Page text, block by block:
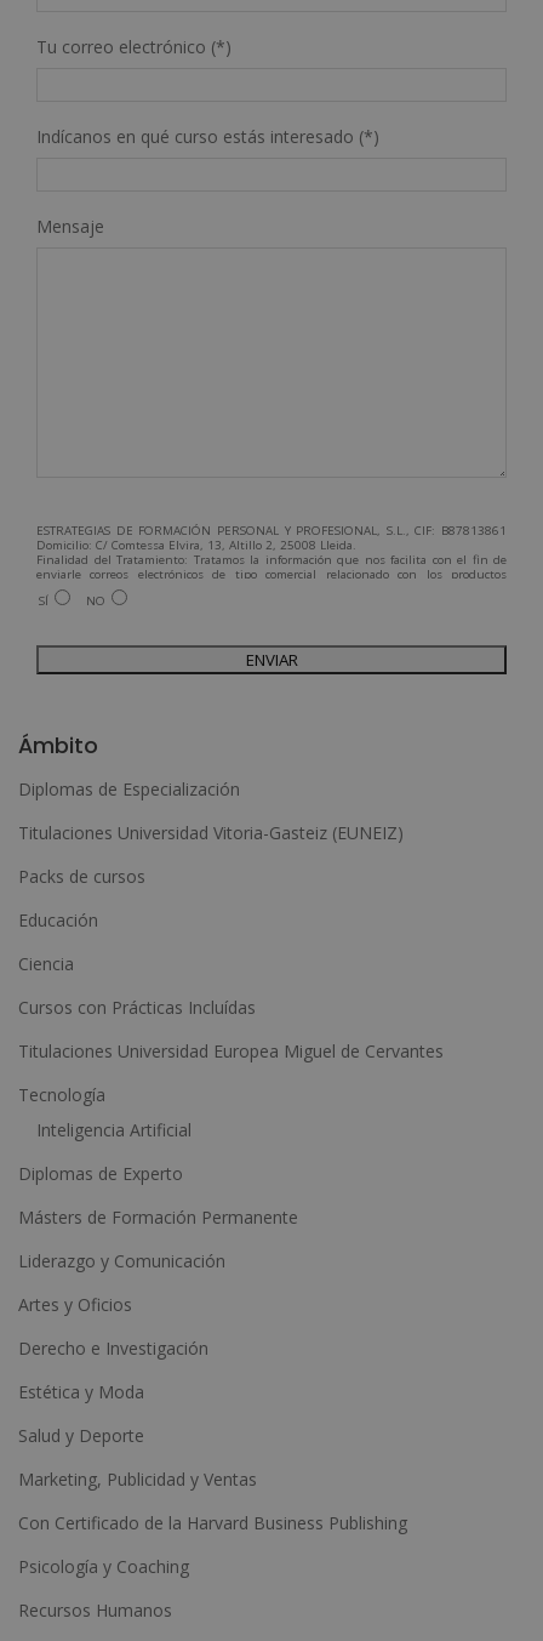
Tu correo electrónico (*)
Indícanos en qué curso estás interesado (*)
Mensaje
ESTRATEGIAS DE FORMACIÓN PERSONAL Y PROFESIONAL, S.L., CIF: B87813861
Domicilio: C/ Comtessa Elvira, 13, Altillo 2, 25008 Lleida.
Finalidad del Tratamiento: Tratamos la información que nos facilita con el fin de
enviarle correos electrónicos de tipo comercial relacionado con los productos
ofrecidos y otros tipo de productos que fueran de su interés.
Legitimación del tratamiento: Consentimiento del interesado.
Para más información consulte nuestra Política de Privacidad.
Desea recibir información comercial (vía telefónica y/o email):
SÍ NO
e
r
n
i
v
e
Ámbito
Diplomas de Especialización
Titulaciones Universidad Vitoria-Gasteiz (EUNEIZ)
Packs de cursos
Educación
Ciencia
Cursos con Prácticas Incluídas
Titulaciones Universidad Europea Miguel de Cervantes
Tecnología
Inteligencia Artificial
Diplomas de Experto
Másters de Formación Permanente
Liderazgo y Comunicación
Artes y Oficios
Derecho e Investigación
Estética y Moda
Salud y Deporte
Marketing, Publicidad y Ventas
Con Certificado de la Harvard Business Publishing
Psicología y Coaching
Recursos Humanos